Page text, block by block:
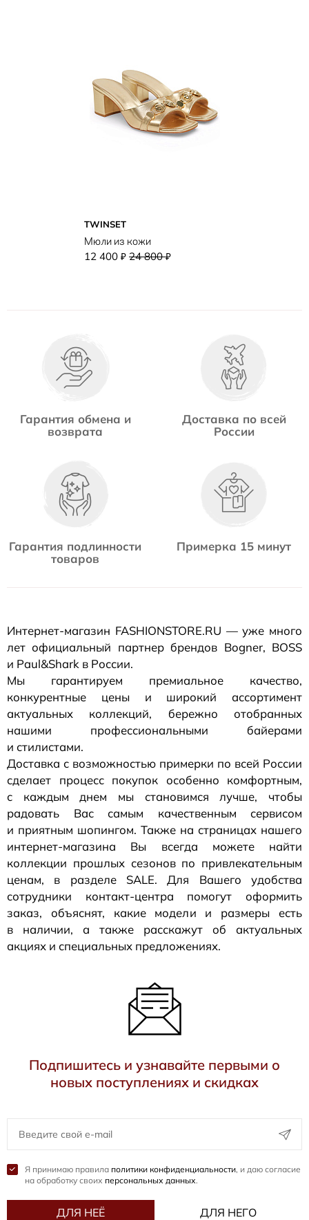
TWINSET
Мюли из кожи
12 400 ₽ 24 800₽
Гарантия обмена и
возврата
Доставка по всей
России
Гарантия подлинности
товаров
Примерка 15 минут
Интернет-магазин FASHIONSTORE.RU — уже много
лет официальный партнер брендов Bogner, BOSS
и Paul&Shark в России.
Мы гарантируем премиальное качество,
конкурентные цены и широкий ассортимент
актуальных коллекций, бережно отобранных
нашими профессиональными байерами
и стилистами.
Доставка с возможностью примерки по всей России
сделает процесс покупок особенно комфортным,
с каждым днем мы становимся лучше, чтобы
радовать Вас самым качественным сервисом
и приятным шопингом. Также на страницах нашего
интернет-магазина Вы всегда можете найти
коллекции прошлых сезонов по привлекательным
ценам, в разделе SALE. Для Вашего удобства
сотрудники контакт-центра помогут оформить
заказ, объяснят, какие модели и размеры есть
в наличии, а также расскажут об актуальных
акциях и специальных предложениях.
Подпишитесь и узнавайте первыми о
новых поступлениях и скидках
Я принимаю правила политики конфиденциальности, и даю согласие
на обработку своих персональных данных.
ДЛЯ НЕЁ ДЛЯ НЕГО